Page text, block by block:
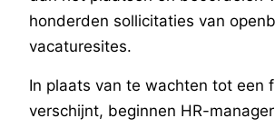
honderden sollicitaties van
vacaturesites.
In plaats van te wachten tot een
verschijnt, beginnen HR-